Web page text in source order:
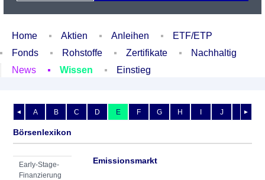
Home Aktien Anleihen
ETF/ETP
Fonds
Rohstoffe Zertifikate
Nachhaltig
News
Wissen Einstieg
◄ ►
A B C D E F G H I J K
Börsenlexikon
Early-Stage-
Finanzierung
Emissionsmarkt